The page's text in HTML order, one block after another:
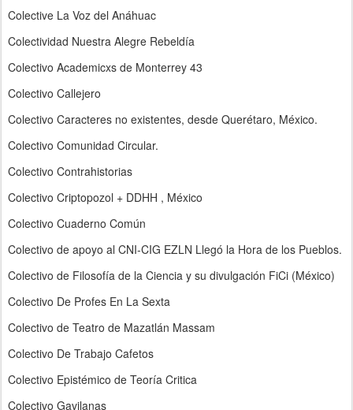
Colective La Voz del Anáhuac
Colectividad Nuestra Alegre Rebeldía
Colectivo Academicxs de Monterrey 43
Colectivo Callejero
Colectivo Caracteres no existentes, desde Querétaro, México.
Colectivo Comunidad Circular.
Colectivo Contrahistorias
Colectivo Criptopozol + DDHH , México
Colectivo Cuaderno Común
Colectivo de apoyo al CNI-CIG EZLN Llegó la Hora de los Pueblos.
Colectivo de Filosofía de la Ciencia y su divulgación FiCi (México)
Colectivo De Profes En La Sexta
Colectivo de Teatro de Mazatlán Massam
Colectivo De Trabajo Cafetos
Colectivo Epistémico de Teoría Critica
Colectivo Gavilanas